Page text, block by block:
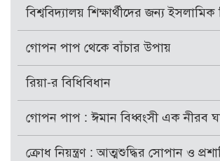
বিশ্ববিদ্যালয় শিক্ষার্থীদের জন্য ইসলামিক
গোপন পাপ থেকে বাঁচার উপায়
রিয়া-র বিধিবিধান
গোপন পাপ : ঈমান বিধ্বংসী এক নীরব
ক্রোধ নিয়ন্ত্রণ : আত্মশুদ্ধির সোপান ও